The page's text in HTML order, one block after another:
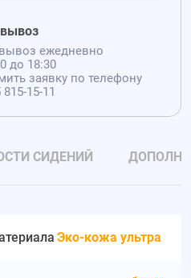
ежедневно
до 18:30
заявку по телефону
15-11
СИДЕНИЙ
Эко-кожа ультра